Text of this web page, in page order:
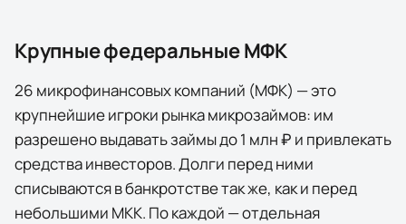
Крупные федеральные МФК
26 микрофинансовых компаний (МФК) — это
крупнейшие игроки рынка микрозаймов: им
разрешено выдавать займы до 1 млн ₽ и привлекать
средства инвесторов. Долги перед ними
списываются в банкротстве так же, как и перед
небольшими МКК. По каждой — отдельная